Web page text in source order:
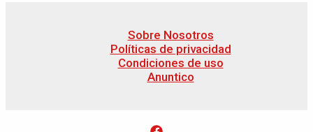
Sobre Nosotros
Políticas de privacidad
Condiciones de uso
Anuntico